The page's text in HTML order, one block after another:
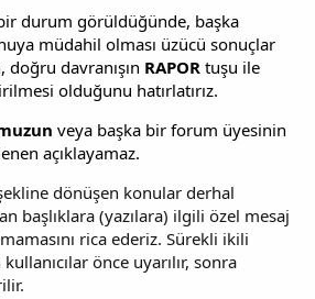
durum görüldüğünde, başka
müdahil olması üzücü sonuçlar
davranışın RAPOR tuşu ile
olduğunu hatırlatırız.
veya başka bir forum üyesinin
açıklayamaz.
dönüşen konular derhal
başlıklara (yazılara) ilgili özel mesaj
rica ederiz. Sürekli ikili
önce uyarılır, sonra